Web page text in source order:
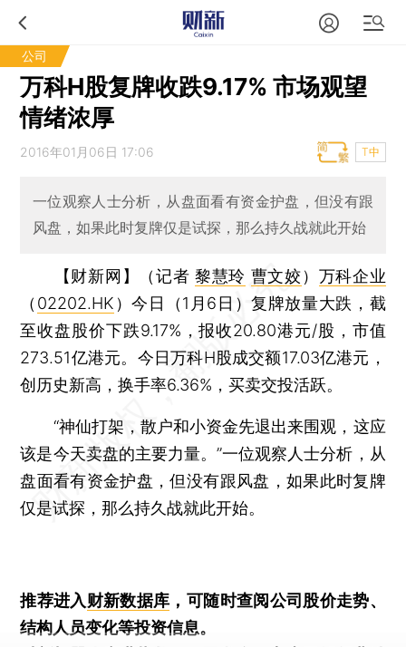
公司
万科H股复牌收跌9.17% 市场观望
情绪浓厚
2016年01月06日 17:06 T中
一位观察人士分析，从盘面看有资金护盘，但没有跟
风盘，如果此时复牌仅是试探，那么持久战就此开始
【财新网】（记者黎慧玲 曹文姣） 万科企业
（ 02202.HK ）今日（1月6日）复牌放量大跌，截
至收盘股价下跌9.17%，报收20.80港元/股，市值
273.51亿港元。今日万科H股成交额17.03亿港元，
创历史新高，换手率6.36%，买卖交投活跃。
“神仙打架，散户和小资金先退出来围观，这应
该是今天卖盘的主要力量。”一位观察人士分析，从
盘面看有资金护盘，但没有跟风盘，如果此时复牌
仅是试探，那么持久战就此开始。
推荐进入财新数据库 ，可随时查阅公司股价走势、
结构人员变化等投资信息。